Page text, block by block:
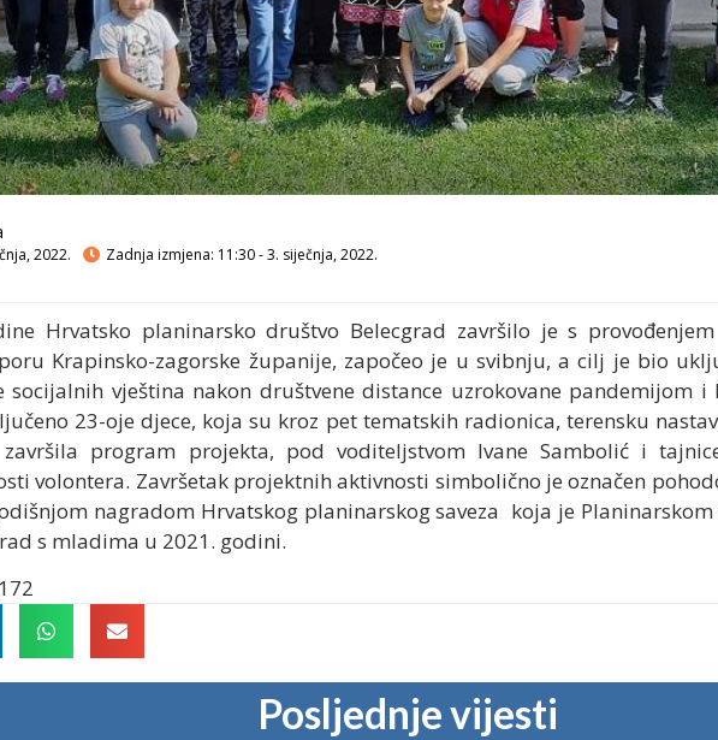
2022. Zadnja izmjena: 11:30 - 3. siječnja, 2022.
Hrvatsko planinarsko društvo Belecgrad završilo je s
Krapinsko-zagorske županije, započeo je u svibnju, a cilj je bio
socijalnih vještina nakon društvene distance uzrokovane pandemijom
23-oje djece, koja su kroz pet tematskih radionica, terensku
program projekta, pod voditeljstvom Ivane Sambolić i
volontera. Završetak projektnih aktivnosti simbolično je označen
nagradom Hrvatskog planinarskog saveza koja je
s mladima u 2021. godini.
172
Posljednje vijesti